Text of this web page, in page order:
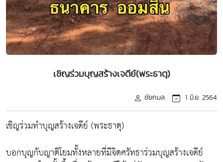
เชิญร่วมบุญสร้างเจดีย์(พระธาตุ)
ชัยกมล 1 มิ.ย. 2564
เชิญร่วมทำบุญสร้างเจดีย์ (พระธาตุ)
บอกบุญกับญาติโยมทั้งหลายที่มีจิตศรัทธาร่วมบุญสร้างเจดีย์